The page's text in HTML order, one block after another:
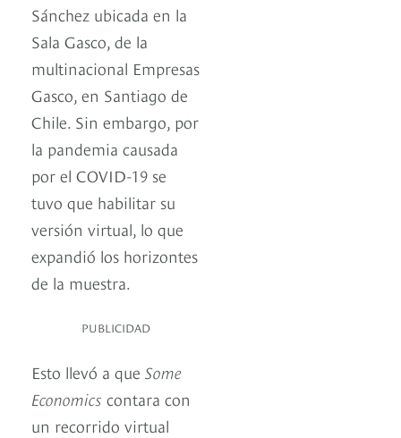
Sánchez ubicada en la
Sala Gasco, de la
multinacional Empresas
Gasco, en Santiago de
Chile. Sin embargo, por
la pandemia causada
por el COVID-19 se
tuvo que habilitar su
versión virtual, lo que
expandió los horizontes
de la muestra.
PUBLICIDAD
Esto llevó a que Some
Economics contara con
un recorrido virtual